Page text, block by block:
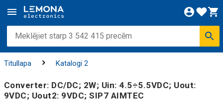
Titullapa Katalogi 2
Converter: DC/DC; 2W; Uin: 4.5÷5.5VDC; Uout:
9VDC; Uout2: 9VDC; SIP7 AIMTEC